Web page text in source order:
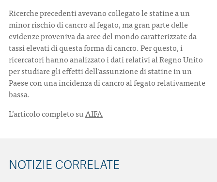
Ricerche precedenti avevano collegato le statine a un
minor rischio di cancro al fegato, ma gran parte delle
evidenze proveniva da aree del mondo caratterizzate da
tassi elevati di questa forma di cancro. Per questo, i
ricercatori hanno analizzato i dati relativi al Regno Unito
per studiare gli effetti dell’assunzione di statine in un
Paese con una incidenza di cancro al fegato relativamente
bassa.
L’articolo completo suAIFA
NOTIZIE CORRELATE